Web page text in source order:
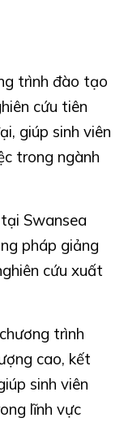
trình đào tạo
cứu tiên
giúp sinh viên
trong ngành
Swansea
pháp giảng
cứu xuất
trình
cao, kết
sinh viên
lĩnh vực